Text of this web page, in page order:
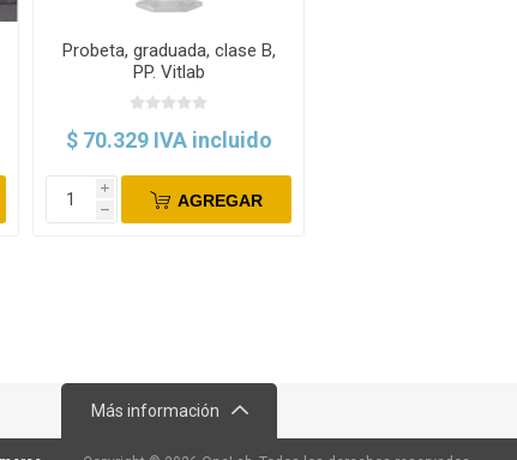
Probeta, graduada, clase B,
PP. Vitlab
$ 70.329 IVA incluido
i
h AGREGAR
Más información